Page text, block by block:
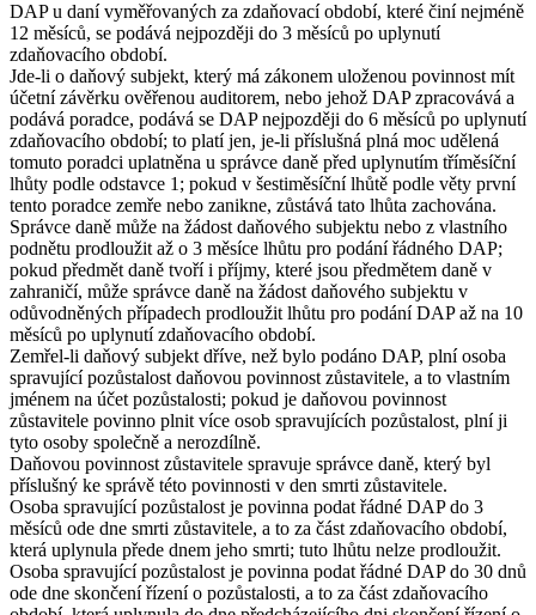
DAP u daní vyměřovaných za zdaňovací období, které činí nejméně
12 měsíců, se podává nejpozději do 3 měsíců po uplynutí
zdaňovacího období.
Jde-li o daňový subjekt, který má zákonem uloženou povinnost mít
účetní závěrku ověřenou auditorem, nebo jehož DAP zpracovává a
podává poradce, podává se DAP nejpozději do 6 měsíců po uplynutí
zdaňovacího období; to platí jen, je-li příslušná plná moc udělená
tomuto poradci uplatněna u správce daně před uplynutím tříměsíční
lhůty podle odstavce 1; pokud v šestiměsíční lhůtě podle věty první
tento poradce zemře nebo zanikne, zůstává tato lhůta zachována.
Správce daně může na žádost daňového subjektu nebo z vlastního
podnětu prodloužit až o 3 měsíce lhůtu pro podání řádného DAP;
pokud předmět daně tvoří i příjmy, které jsou předmětem daně v
zahraničí, může správce daně na žádost daňového subjektu v
odůvodněných případech prodloužit lhůtu pro podání DAP až na 10
měsíců po uplynutí zdaňovacího období.
Zemřel-li daňový subjekt dříve, než bylo podáno DAP, plní osoba
spravující pozůstalost daňovou povinnost zůstavitele, a to vlastním
jménem na účet pozůstalosti; pokud je daňovou povinnost
zůstavitele povinno plnit více osob spravujících pozůstalost, plní ji
tyto osoby společně a nerozdílně.
Daňovou povinnost zůstavitele spravuje správce daně, který byl
příslušný ke správě této povinnosti v den smrti zůstavitele.
Osoba spravující pozůstalost je povinna podat řádné DAP do 3
měsíců ode dne smrti zůstavitele, a to za část zdaňovacího období,
která uplynula přede dnem jeho smrti; tuto lhůtu nelze prodloužit.
Osoba spravující pozůstalost je povinna podat řádné DAP do 30 dnů
ode dne skončení řízení o pozůstalosti, a to za část zdaňovacího